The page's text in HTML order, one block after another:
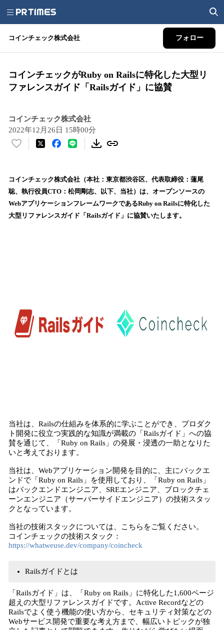
コインチェック株式会社 フォロー
コインチェックがRuby on Railsに特化した大型リ
ファレンスガイド「Railsガイド」に協賛
コインチェック株式会社
2022年12月26日 15時00分
い
！
数
を
読
コインチェック株式会社（本社：東京都渋谷区、代表取締役：蓮尾
聡、執行役員CTO：松岡剛志、以下、当社）は、オープンソースの
WebアプリケーションフレームワークであるRuby on Railsに特化した
大型リファレンスガイド「Railsガイド」に協賛いたします。
当社は、Railsの仕組みを体系的に学ぶことができ、プロダク
ト開発に役立つ実践的な知識が満載の「Railsガイド」への協
賛を通じて、「Ruby on Rails」の発展・浸透の一助となりた
いと考えております。
当社は、Webアプリケーション開発を目的に、主にバックエ
ンドで「Ruby on Rails」を使用しており、「Ruby on Rails」
はバックエンドエンジニア、SREエンジニア、ブロックチェ
ーンエンジニア（サーバーサイドエンジニア）の技術スタッ
クとなっています。
当社の技術スタックについては、こちらをご覧ください。
コインチェックの技術スタック：
https://whatweuse.dev/company/coincheck
Railsガイドとは
「Railsガイド」は、「Ruby on Rails」に特化した1,600ページ
超えの大型リファレンスガイドです。Active Recordなどの
Railsでよく使う機能の使い方から、セキュリティ対策などの
Webサービス開発で重要な考え方まで、幅広いトピックが独